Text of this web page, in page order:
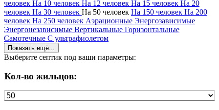
человек На 10 человек На 12 человек На 15 человек На 20
человек На 30 человек На 50 человек На 150 человек На 200
человек На 250 человек Аэрационные Энергозависимые
Энергонезависимые Вертикальные Горизонтальные
Самотечные С ультрафиолетом
Показать ещё...
Выберите септик под ваши параметры:
Кол-во жильцов: